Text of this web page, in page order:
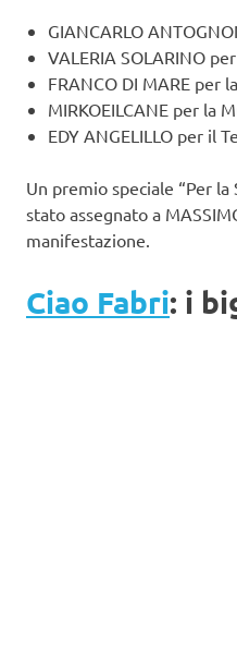
GIANCARLO
VALERIA SOLARINO
FRANCO DI MARE per
MIRKOEILCANE per la
EDY ANGELILLO per il
Un premio speciale “Per
stato assegnato a
manifestazione.
Ciao Fabri: i